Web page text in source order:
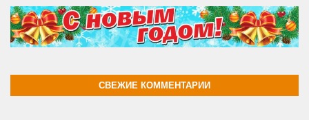
СВЕЖИЕ КОММЕНТАРИИ